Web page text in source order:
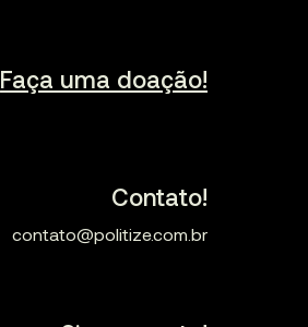
Faça uma doação!
Contato!
contato@politize.com.br